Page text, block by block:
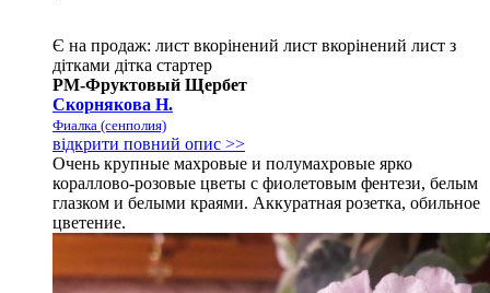
Є на продаж: лист вкорінений лист вкорінений лист з
дітками дітка стартер
РМ-Фруктовый Щербет
Скорнякова Н.
Фиалка (сенполия)
відкрити повний опис >>
Очень крупные махровые и полумахровые ярко
кораллово-розовые цветы с фиолетовым фентези, белым
глазком и белыми краями. Аккуратная розетка, обильное
цветение.